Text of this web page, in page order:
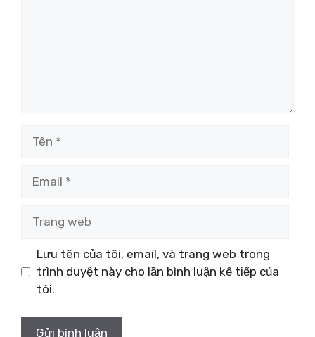
Lưu tên của tôi, email, và trang web trong
trình duyệt này cho lần bình luận kế tiếp của
tôi.